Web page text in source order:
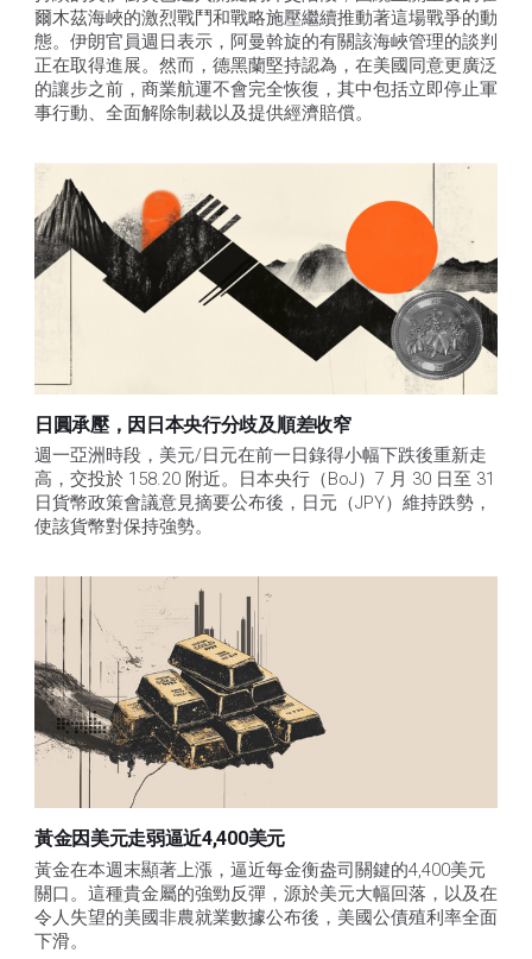
爾木茲海峽的激烈戰鬥和戰略施壓繼續推動著這場戰爭的動
態。伊朗官員週日表示，阿曼斡旋的有關該海峽管理的談判
正在取得進展。然而，德黑蘭堅持認為，在美國同意更廣泛
的讓步之前，商業航運不會完全恢復，其中包括立即停止軍
事行動、全面解除制裁以及提供經濟賠償。
日圓承壓，因日本央行分歧及順差收窄
週一亞洲時段，美元/日元在前一日錄得小幅下跌後重新走
高，交投於 158.20 附近。日本央行（BoJ）7 月 30 日至 31
日貨幣政策會議意見摘要公布後，日元（JPY）維持跌勢，
使該貨幣對保持強勢。
黃金因美元走弱逼近4,400美元
黃金在本週末顯著上漲，逼近每金衡盎司關鍵的4,400美元
關口。這種貴金屬的強勁反彈，源於美元大幅回落，以及在
令人失望的美國非農就業數據公布後，美國公債殖利率全面
下滑。